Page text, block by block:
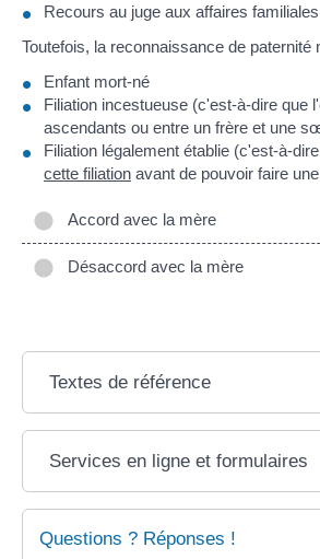
Recours au juge aux affaires
Toutefois, la reconnaissance de paternité
Enfant mort-né
Filiation incestueuse (c'est-à-dire que
ascendants ou entre un frère et une
Filiation légalement établie (c'est-à-
cette filiation avant de pouvoir faire
Accord avec la mère
Désaccord avec la mère
Textes de référence
Services en ligne et formulaires
Questions ? Réponses !